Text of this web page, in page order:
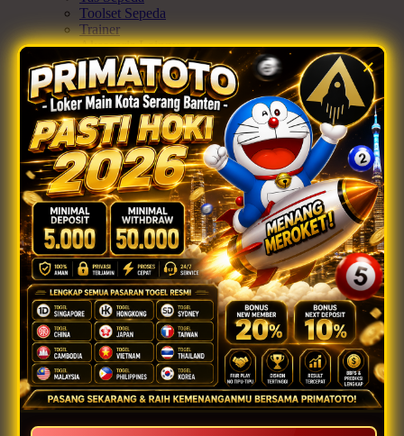
Toolset Sepeda
Trainer
Aksesoris Lainnya
Ex-display
Apparel & Protection
Semua Apparel & Protection
Jersey / Baju Sepeda
Sarung Tangan Sepeda
Helm Sepeda
Decker Pelindung Siku/Lutut
Celana
Cleat
Tas
Sepatu Sepeda
Kacamata
Manset
Topi
Kaus Kaki Sepeda
×